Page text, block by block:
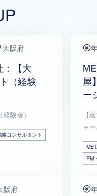
大阪府
：【大
（経験
験者）
略コンサルタント
屋
ー
【
ャ
PM
阪府